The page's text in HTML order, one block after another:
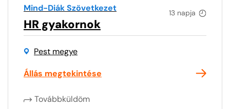
13 napja
Mind-Diák Szövetkezet
HR gyakornok
Pest megye
Állás megtekintése
Továbbküldöm